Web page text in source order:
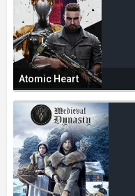
Atomic Heart